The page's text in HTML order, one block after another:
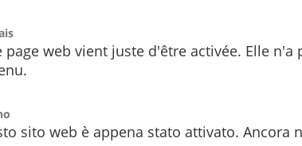
page web vient juste d'être activée. Elle
sito web è appena stato attivato. Ancora